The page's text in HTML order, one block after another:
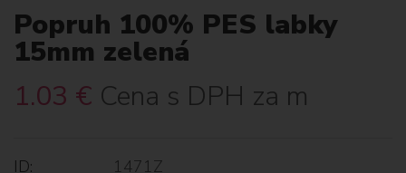
Popruh 100% PES labky
15mm zelená
1.03 € Cena s DPH za m
ID: 1471Z